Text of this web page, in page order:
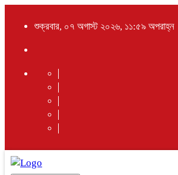
শুক্রবার, ০৭ অগাস্ট ২০২৬, ১১:৫৯ অপরাহ্ন